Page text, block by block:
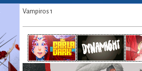
Vampiros 1